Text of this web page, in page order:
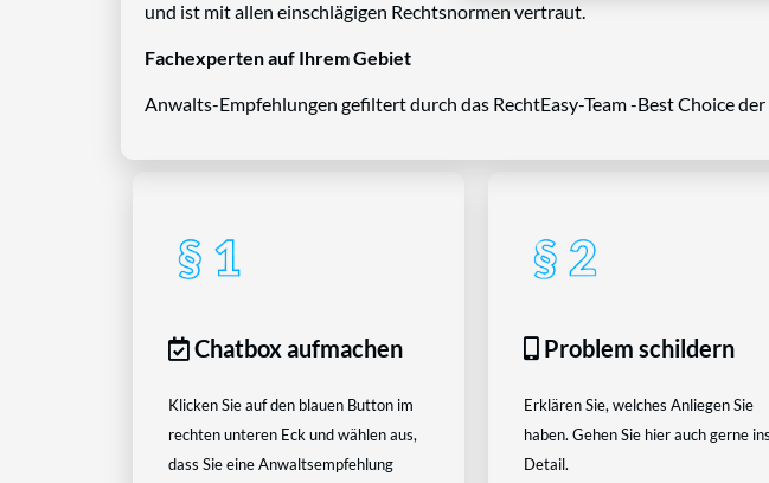
und ist mit allen einschlägigen Rechtsnormen vertraut.
Fachexperten auf Ihrem Gebiet
Anwalts-Empfehlungen gefiltert durch das RechtEasy-Team -Best Choice
Chatbox aufmachen
Klicken Sie auf den blauen Button im
rechten unteren Eck und wählen aus,
dass Sie eine Anwaltsempfehlung
Problem schildern
Erklären Sie, welches Anliegen Sie
haben. Gehen Sie hier auch gerne ins
Detail.